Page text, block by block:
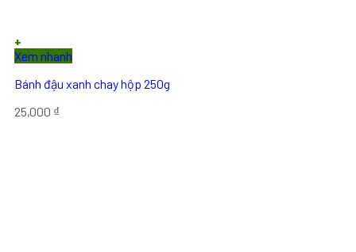
+
Xem nhanh
Bánh đậu xanh chay hộp 250g
25,000 ₫